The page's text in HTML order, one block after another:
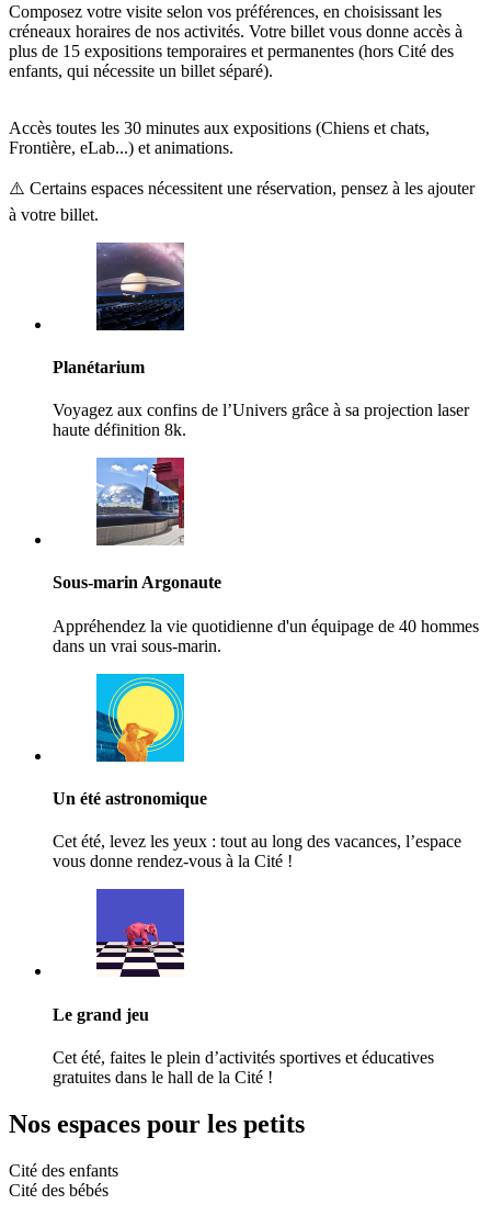
Composez votre visite selon vos préférences, en choisissant les
créneaux horaires de nos activités. Votre billet vous donne accès à
plus de 15 expositions temporaires et permanentes (hors Cité des
enfants, qui nécessite un billet séparé).
Accès toutes les 30 minutes aux expositions (Chiens et chats,
Frontière, eLab...) et animations.
⚠️ Certains espaces nécessitent une réservation, pensez à les ajouter
à votre billet.
Planétarium
Voyagez aux confins de l’Univers grâce à sa projection laser
haute définition 8k.
Sous-marin Argonaute
Appréhendez la vie quotidienne d'un équipage de 40 hommes
dans un vrai sous-marin.
Un été astronomique
Cet été, levez les yeux : tout au long des vacances, l’espace
vous donne rendez-vous à la Cité !
Le grand jeu
Cet été, faites le plein d’activités sportives et éducatives
gratuites dans le hall de la Cité !
Nos espaces pour les petits
Cité des enfants
Cité des bébés